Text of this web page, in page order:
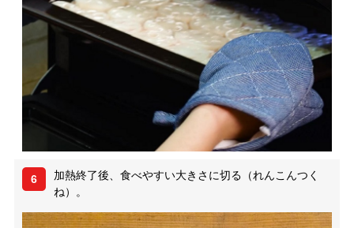
6
加熱終了後、食べやすい大きさに切る（れんこんつく
ね）。